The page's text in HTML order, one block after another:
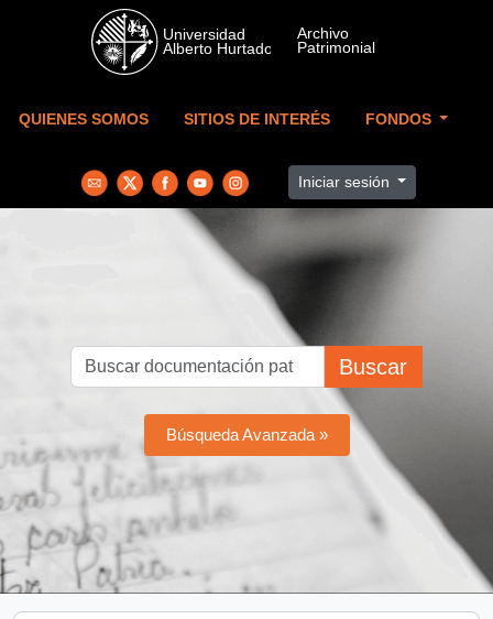
Skip to main content
QUIENES SOMOS SITIOS DE INTERÉS FONDOS
Iniciar sesión
Buscar
Búsqueda Avanzada »